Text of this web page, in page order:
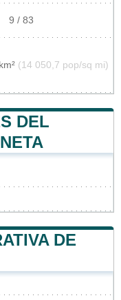
9 / 83
(14 050,7 pop/sq mi)
DEL
DE